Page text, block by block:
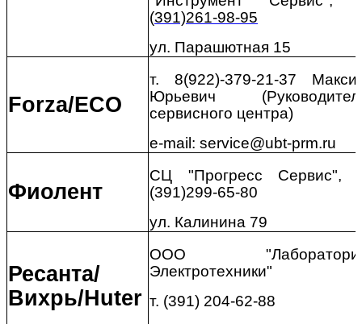
(391)261-98-95
ул. Парашютная 15
Forza/ECO
т. 8(922)-379-21-37
Юрьевич
сервисного центра)
e-mail: service@ubt-prm.ru
Фиолент
СЦ "Прогресс Сервис",
(391)299-65-80
ул. Калинина 79
Ресанта/
Вихрь/Huter
ООО
Электротехники"
т. (391) 204-62-88